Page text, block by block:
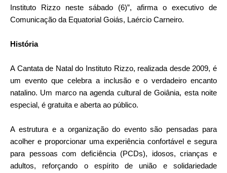
Instituto Rizzo neste sábado (6)”, afirma o executivo de
Comunicação da Equatorial Goiás, Laércio Carneiro.
História
A Cantata de Natal do Instituto Rizzo, realizada desde 2009, é
um evento que celebra a inclusão e o verdadeiro encanto
natalino. Um marco na agenda cultural de Goiânia, esta noite
especial, é gratuita e aberta ao público.
A estrutura e a organização do evento são pensadas para
acolher e proporcionar uma experiência confortável e segura
para pessoas com deficiência (PCDs), idosos, crianças e
adultos, reforçando o espírito de união e solidariedade